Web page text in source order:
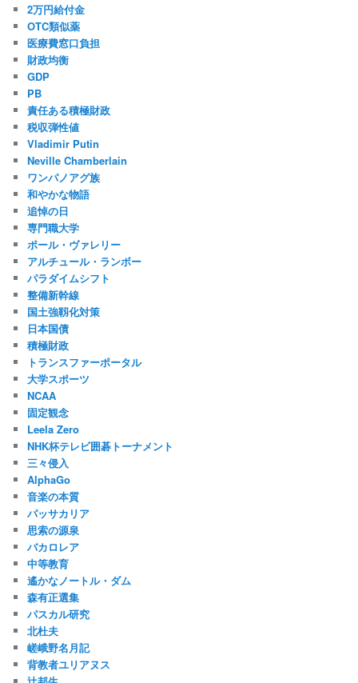
2万円給付金
OTC類似薬
医療費窓口負担
財政均衡
GDP
PB
責任ある積極財政
税収弾性値
Vladimir Putin
Neville Chamberlain
ワンパノアグ族
和やかな物語
追悼の日
専門職大学
ポール・ヴァレリー
アルチュール・ランボー
パラダイムシフト
整備新幹線
国土強靱化対策
日本国債
積極財政
トランスファーポータル
大学スポーツ
NCAA
固定観念
Leela Zero
NHK杯テレビ囲碁トーナメント
三々侵入
AlphaGo
音楽の本質
パッサカリア
思索の源泉
バカロレア
中等教育
遙かなノートル・ダム
森有正選集
パスカル研究
北杜夫
嵯峨野名月記
背教者ユリアヌス